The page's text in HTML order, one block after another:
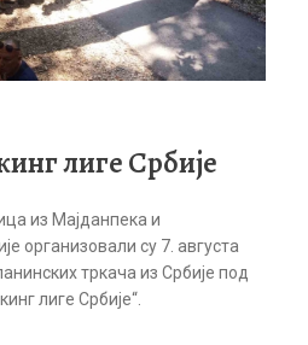
лиге Србије
из Мајданпека и
организовали су 7. августа
тркача из Србије под
лиге Србије“.